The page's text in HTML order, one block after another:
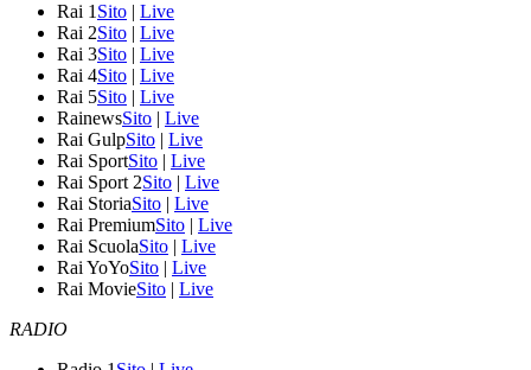
Rai 1 Sito | Live
Rai 2Sito | Live
Rai 3Sito | Live
Rai 4Sito | Live
Rai 5Sito | Live
RainewsSito | Live
Rai GulpSito | Live
Rai SportSito | Live
Rai Sport 2Sito | Live
Rai StoriaSito | Live
Rai PremiumSito | Live
Rai ScuolaSito | Live
Rai YoYoSito | Live
Rai MovieSito | Live
RADIO